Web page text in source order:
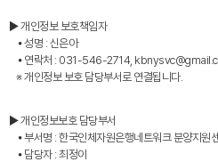
▶ 개인정보 보호책임자
⦁ 성명 : 신은아
⦁ 연락처 : 031-546-2714,
※ 개인정보 보호 담당부서로 연결됩니다.
▶ 개인정보보호 담당부서
⦁ 부서명 : 한국인체자원은행네트워크 분양지원
⦁ 담당자 : 최정이